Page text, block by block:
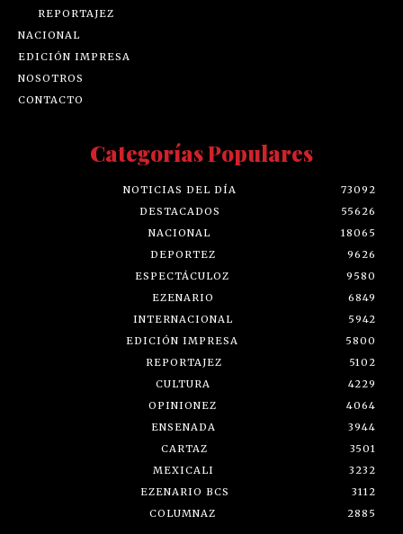
REPORTAJEZ
NACIONAL
EDICIÓN IMPRESA
NOSOTROS
CONTACTO
Categorías Populares
NOTICIAS DEL DÍA
73092
DESTACADOS
55626
NACIONAL
18065
DEPORTEZ
9626
ESPECTÁCULOZ
9580
EZENARIO
6849
INTERNACIONAL
5942
EDICIÓN IMPRESA
5800
REPORTAJEZ
5102
CULTURA
4229
OPINIONEZ
4064
ENSENADA
3944
CARTAZ
3501
MEXICALI
3232
EZENARIO BCS
3112
COLUMNAZ
2885